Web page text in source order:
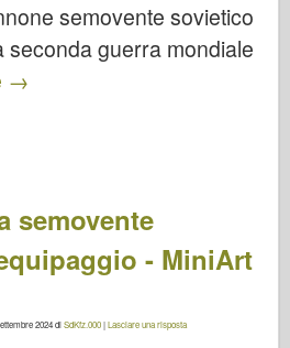
semovente sovietico
seconda guerra mondiale
→
semovente
- MiniArt
2024diSdKfz.000|Lasciare una risposta